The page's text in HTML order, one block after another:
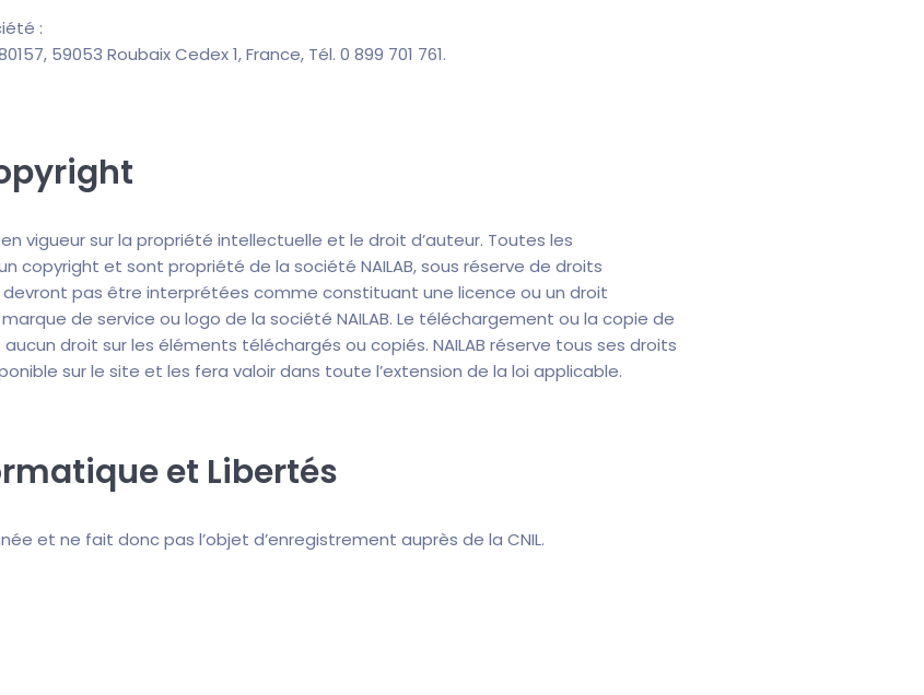
:
59053 Roubaix Cedex 1, France, Tél. 0 899 701 761.
vigueur sur la propriété intellectuelle et le droit d’auteur. Toutes les
copyright et sont propriété de la société NAILAB, sous réserve de droits
pas être interprétées comme constituant une licence ou un droit
de service ou logo de la société NAILAB. Le téléchargement ou la copie de
droit sur les éléments téléchargés ou copiés. NAILAB réserve tous ses droits
sur le site et les fera valoir dans toute l’extension de la loi applicable.
et Libertés
et ne fait donc pas l’objet d’enregistrement auprès de la CNIL.